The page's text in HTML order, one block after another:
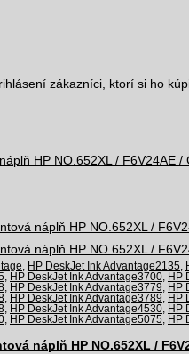
zákazníci, ktorí si ho
, HP DeskJet Ink Advantage2135,
, HP DeskJet Ink Advantage3700, HP
, HP DeskJet Ink Advantage3779, HP
, HP DeskJet Ink Advantage3789, HP
, HP DeskJet Ink Advantage4530, HP
, HP DeskJet Ink Advantage5075, HP
náplň HP NO.652XL /